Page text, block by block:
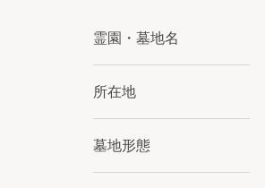
霊園・墓地名
所在地
墓地形態